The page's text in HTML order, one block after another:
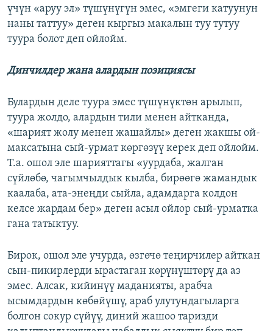
үчүн «аруу эл» түшүнүгүн эмес, «эмгеги катуунун
наны таттуу» деген кыргыз макалын туу тутуу
туура болот деп ойлойм.
Динчилдер жана алардын позициясы
Булардын деле туура эмес түшүнүктөн арылып,
туура жолдо, алардын тили менен айтканда,
«шарият жолу менен жашайлы» деген жакшы ой-
максатына сый-урмат көргөзүү керек деп ойлойм.
Т.а. ошол эле шарияттагы «уурдаба, жалган
сүйлөбө, чагымчылдык кылба, бирөөгө жамандык
каалаба, ата-энеңди сыйла, адамдарга колдон
келсе жардам бер» деген асыл ойлор сый-урматка
гана татыктуу.
Бирок, ошол эле учурда, өзгөчө теңирчилер айткан
сын-пикирлерди ырастаган көрүнүштөрү да аз
эмес. Алсак, кийинүү маданияты, арабча
ысымдардын көбөйүшү, араб улутундагыларга
болгон сокур сүйүү, диний жашоо таризди